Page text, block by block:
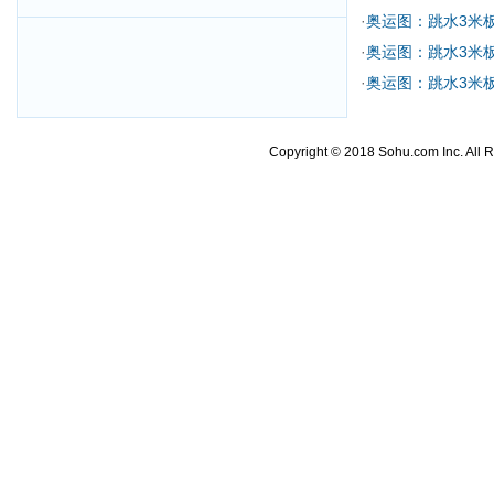
·奥运图：跳水3米
·奥运图：跳水3米
·奥运图：跳水3米
Copyright © 2018 Sohu.com Inc. All